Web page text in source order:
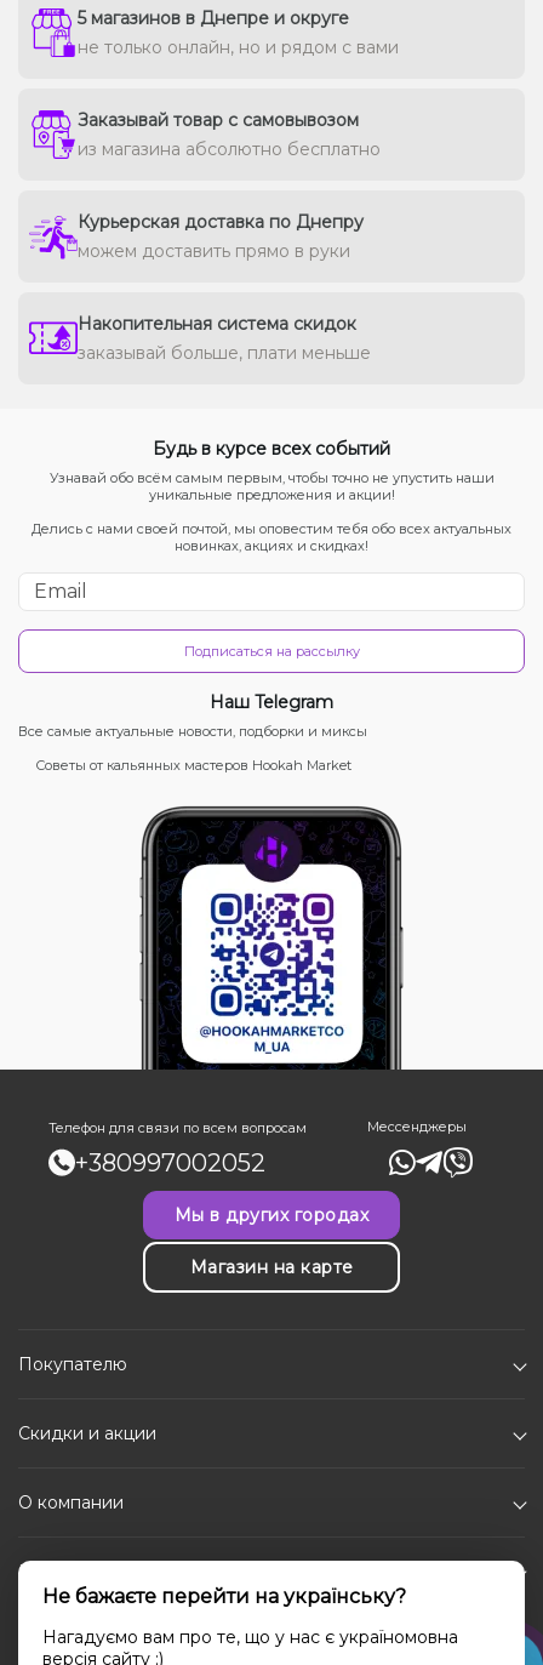
5 магазинов в Днепре и округе
не только онлайн, но и рядом с вами
Заказывай товар с самовывозом
из магазина абсолютно бесплатно
Курьерская доставка по Днепру
можем доставить прямо в руки
Накопительная система скидок
заказывай больше, плати меньше
Будь в курсе всех событий
Узнавай обо всём самым первым, чтобы точно не упустить наши
уникальные предложения и акции!
Делись с нами своей почтой, мы оповестим тебя обо всех актуальных
новинках, акциях и скидках!
Подписаться на рассылку
Наш Telegram
Все самые актуальные новости, подборки и миксы
Советы от кальянных мастеров Hookah Market
Телефон для связи по всем вопросам
+380997002052
Мессенджеры
Мы в других городах
Магазин на карте
Покупателю
Скидки и акции
О компании
Каталог
Социальные сети
Не бажаєте перейти на українську?
Нагадуємо вам про те, що у нас є україномовна
версія сайту ;)